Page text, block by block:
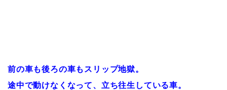
前の車も後ろの車もスリップ地獄。
途中で動けなくなって、立ち往生している車。